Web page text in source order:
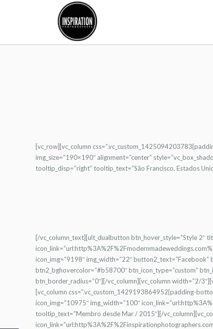
[vc_row][vc_column
img_size=”190×190″ alignment=”center”
tooltip_disp=”right” tooltip_text=”São Francisco, Estados
[/vc_column_text][ult_dualbutton btn_hover_style=”Style 2″
icon_img=”9198″ img_width=”22″
btn2_bghovercolor=”#b58700″ btn_icon_type=”custom”
btn_border_radius=”0″][/vc_column][vc_column width=”2/
[vc_column css=”.vc_custom_1429193864952{padding-
icon_img=”10975″ img_width=”100″
tooltip_text=”Membro desde Mar / 2015″][/